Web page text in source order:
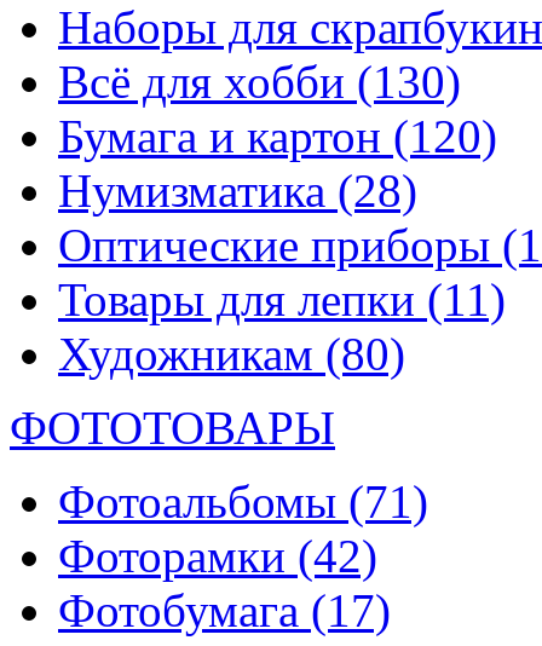
Наборы для
Всё для хобби (130)
Бумага и картон (120)
Нумизматика (28)
Оптические приборы
Товары для лепки (11)
Художникам (80)
ФОТОТОВАРЫ
Фотоальбомы (71)
Фоторамки (42)
Фотобумага (17)